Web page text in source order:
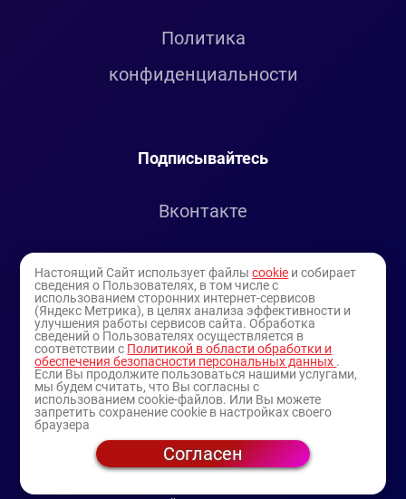
Политика
конфиденциальности
Подписывайтесь
Вконтакте
Youtube
© 1994-2025
— торговая витрина ИП Булатов В.А.
Настоящий Сайт использует файлыcookie и собирает
сведения о Пользователях, в том числе с
использованием сторонних интернет-сервисов
(Яндекс Метрика), в целях анализа эффективности и
улучшения работы сервисов сайта. Обработка
сведений о Пользователях осуществляется в
соответствии с Политикой в области обработки и
обеспечения безопасности персональных данных .
Если Вы продолжите пользоваться нашими услугами,
мы будем считать, что Вы согласны с
использованием cookie-файлов. Или Вы можете
запретить сохранение cookie в настройках своего
браузера
Согласен